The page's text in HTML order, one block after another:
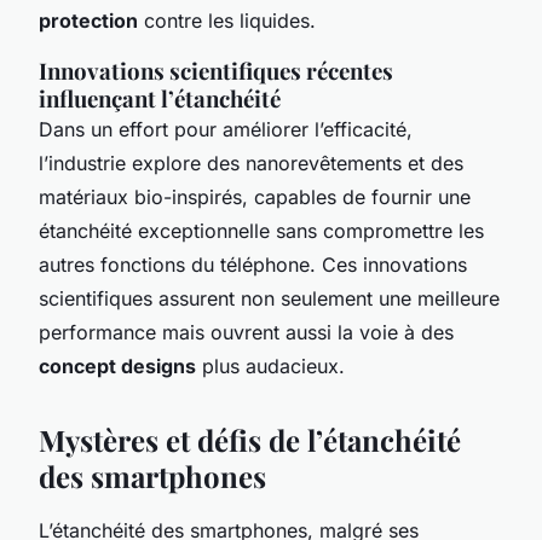
protection contre les liquides.
Innovations scientifiques récentes
influençant l’étanchéité
Dans un effort pour améliorer l’efficacité,
l’industrie explore des nanorevêtements et des
matériaux bio-inspirés, capables de fournir une
étanchéité exceptionnelle sans compromettre les
autres fonctions du téléphone. Ces innovations
scientifiques assurent non seulement une meilleure
performance mais ouvrent aussi la voie à des
concept designs plus audacieux.
Mystères et défis de l’étanchéité
des smartphones
L’étanchéité des smartphones, malgré ses